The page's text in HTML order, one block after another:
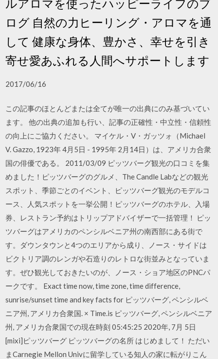
ルアロマを使ったハッピーライフのブ
ログ 自然の力ヒーリング・アロマを通
して 健康な身体、豊かさ、幸せを引き
寄せ愛あふれる人間へサポートします
2017/06/16
この記事のほとんどまたは全てが唯一の出典にのみ基づいてい
ます。 他の出典の追加も行い、記事の正確性・中立性・信頼性
の向上にご協力ください。 マイケル・V・ガッツォ（Michael
V. Gazzo, 1923年 4月5日 - 1995年 2月14日）は、アメリカ合衆
国の俳優である。 2011/03/09 ピッツバーグ観光の口コミを集
めました！ピッツバーグのグルメ、The Candle Labなどの観光
スポット、季節ごとのイベント、ピッツバーグ観光のモデルコ
ース、人気スポットを一挙公開！ピッツバーグのホテル、入場
券、レストラン予約はトリップアドバイザーで一括管理！ ピッ
ツバーグはアメリカのペンシルベニア州の南西部にある街で
す。ダウンタウンと4つのエリアから成り、ノース・サイドは
ビクトリア調のレンガや石造りのレトロな街並みとなっていま
す。ぜひ観光しておきたいのが、ノース・ショア地区のPNCパ
ークです。 Exact time now, time zone, time difference,
sunrise/sunset time and key facts for ピッツバーグ, ペンシルベ
ニア州, アメリカ合衆国. × Time.is ピッツバーグ, ペンシルベニア
州, アメリカ合衆国での現在時刻 05:45:25 2020年, 7月 5日
[mixi]ピッツバーグ ピッツバーグの名所 はじめまして！ ただい
まCarnegie Mellon Univに留学している知人の家に転がりこん